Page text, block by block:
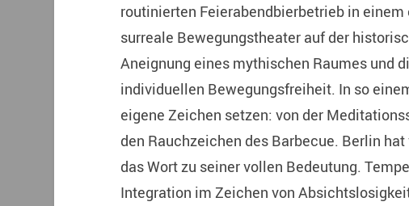
routinierten Feierabendbierbetrieb in
surreale Bewegungstheater auf der
Aneignung eines mythischen Raumes und
individuellen Bewegungsfreiheit. In so
eigene Zeichen setzen: von der
den Rauchzeichen des Barbecue. Berlin
das Wort zu seiner vollen Bedeutung.
Integration im Zeichen von